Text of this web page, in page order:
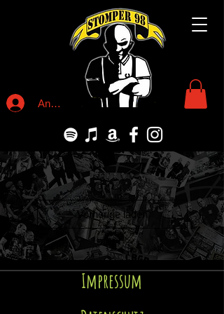
Anmelden
Vorherige laden
Impressum